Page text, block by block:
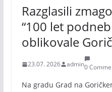
Razglasili
“100 let
oblikovale
23.07. 2026 admin0
Na gradu Grad na